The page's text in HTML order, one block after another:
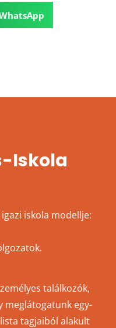
Iskola
iskola modellje:
találkozók,
meglátogatunk egy-
tagjaiból alakult